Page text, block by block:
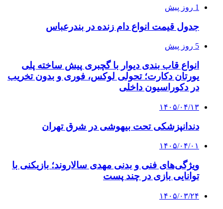
1 روز پیش
جدول قیمت انواع دام زنده در بندرعباس
5 روز پیش
انواع قاب بندی دیوار با گچبری پیش ساخته پلی
یورتان دکارت؛ تحولی لوکس، فوری و بدون تخریب
در دکوراسیون داخلی
۱۴۰۵/۰۴/۱۳
دندانپزشکی تحت بیهوشی در شرق تهران
۱۴۰۵/۰۴/۰۱
ویژگی‌های فنی و بدنی مهدی سالاروند؛ بازیکنی با
توانایی بازی در چند پست
۱۴۰۵/۰۳/۲۴